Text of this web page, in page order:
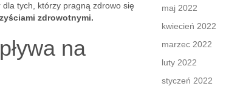
tych, którzy pragną zdrowo się
zdrowotnymi.
na
maj 2022
kwiecień 2022
marzec 2022
luty 2022
styczeń 2022